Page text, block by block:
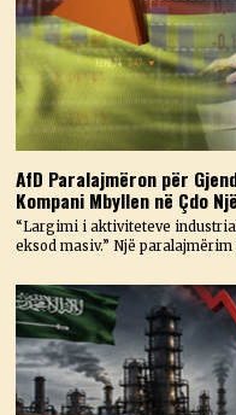
AfD Paralajmëron për
Kompani Mbyllen në Çdo
“Largimi i aktiviteteve
eksod masiv.” Një